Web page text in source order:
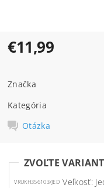
€11,99
Značka
Kategória
Otázka
ZVOĽTE VARIANT
VRUKH356103/JED Veľkosť: